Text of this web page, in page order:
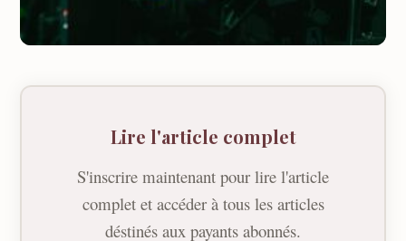
Lire l'article complet
S'inscrire maintenant pour lire l'article
complet et accéder à tous les articles
déstinés aux payants abonnés.